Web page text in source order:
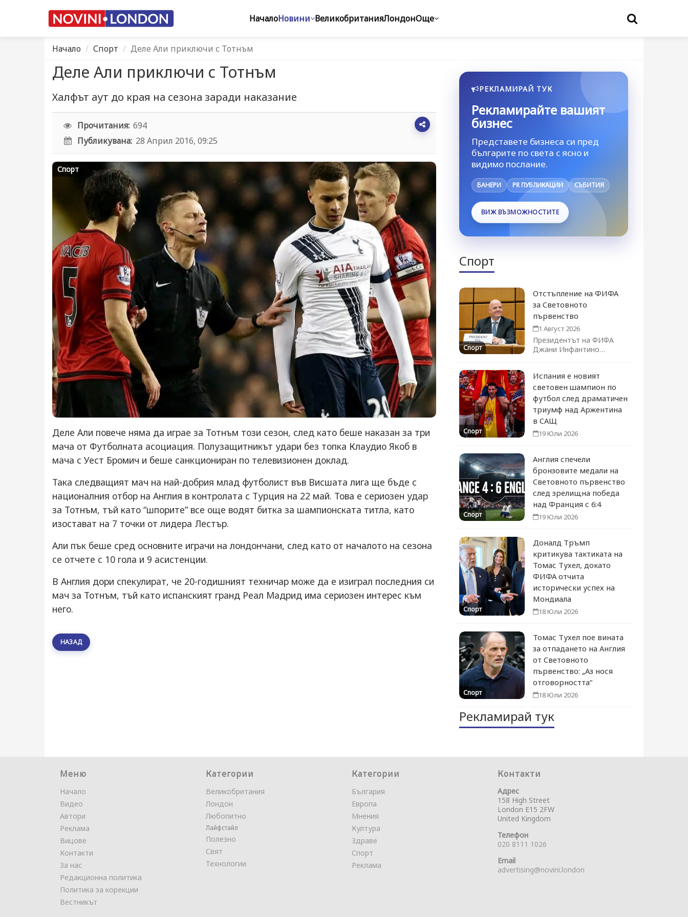
НачалоНовини ВеликобританияЛондонОще
Начало Спорт Деле Али приключи с Тотнъм
Деле Али приключи с Тотнъм
Халфът аут до края на сезона заради наказание
Прочитания: 694
Публикувана: 28 Април 2016, 09:25
Спорт
Деле Али повече няма да играе за Тотнъм този сезон, след като беше наказан за три
мача от Футболната асоциация. Полузащитникът удари без топка Клаудио Якоб в
мача с Уест Бромич и беше санкциониран по телевизионен доклад.
Така следващият мач на най-добрия млад футболист във Висшата лига ще бъде с
националния отбор на Англия в контролата с Турция на 22 май. Това е сериозен удар
за Тотнъм, тъй като “шпорите” все още водят битка за шампионската титла, като
изостават на 7 точки от лидера Лестър.
Али пък беше сред основните играчи на лондончани, след като от началото на сезона
се отчете с 10 гола и 9 асистенции.
В Англия дори спекулират, че 20-годишният техничар може да е изиграл последния си
мач за Тотнъм, тъй като испанският гранд Реал Мадрид има сериозен интерес към
него.
НАЗАД
РЕКЛАМИРАЙ ТУК
Рекламирайте вашият
бизнес
Представете бизнеса си пред
българите по света с ясно и
видимо послание.
БАНЕРИ PR ПУБЛИКАЦИИ СЪБИТИЯ
ВИЖ ВЪЗМОЖНОСТИТЕ
Спорт
Спорт
Отстъпление на ФИФА
за Световното
първенство
1 Август 2026
Президентът на ФИФА
Джани Инфантино
Спорт
Испания е новият
световен шампион по
футбол след драматичен
триумф над Аржентина
в САЩ
19 Юли 2026
Спорт
Англия спечели
бронзовите медали на
Световното първенство
след зрелищна победа
над Франция с 6:4
19 Юли 2026
Спорт
Доналд Тръмп
критикува тактиката на
Томас Тухел, докато
ФИФА отчита
исторически успех на
Мондиала
18 Юли 2026
Спорт
Томас Тухел пое вината
за отпадането на Англия
от Световното
първенство: „Аз нося
отговорността“
18 Юли 2026
Рекламирай тук
Меню
Начало
Видео
Автори
Реклама
Вицове
Контакти
За нас
Редакционна политика
Политика за корекции
Вестникът
Категории
Великобритания
Лондон
Любопитно
Лайфстайл
Полезно
Свят
Технологии
Категории
България
Европа
Мнения
Култура
Здраве
Спорт
Реклама
Контакти
Адрес
158 High Street
London E15 2FW
United Kingdom
Телефон
020 8111 1026
Email
advertising@novini.london